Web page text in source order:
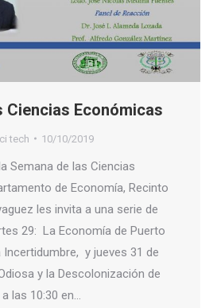
Ciencias Económicas
tech 10/10/2019
Semana de las Ciencias
de Economía, Recinto
les invita a una serie de
29: La Economía de Puerto
Incertidumbre, y jueves 31 de
y la Descolonización de
las 10:30 en…